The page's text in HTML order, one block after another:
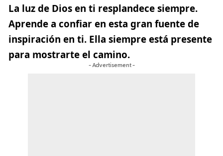
La luz de Dios en ti resplandece siempre.
Aprende a confiar en esta gran fuente de
inspiración en ti. Ella siempre está presente
para mostrarte el camino.
- Advertisement -